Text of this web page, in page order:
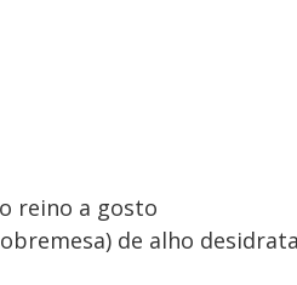
reino a gosto
de alho